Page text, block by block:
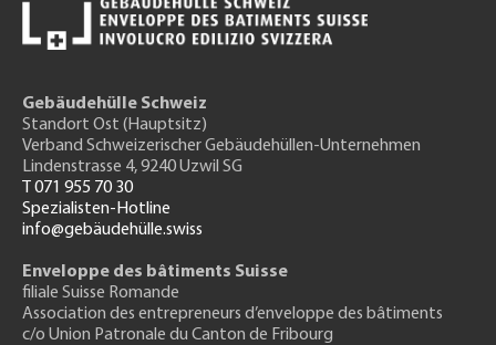
Gebäudehülle Schweiz
Standort Ost (Hauptsitz)
Verband Schweizerischer Gebäudehüllen-Unternehmen
Lindenstrasse 4, 9240 Uzwil SG
T 071 955 70 30
Spezialisten-Hotline
info@gebäudehülle.swiss
Enveloppe des bâtiments Suisse
filiale Suisse Romande
Association des entrepreneurs d’enveloppe des bâtiments
c/o Union Patronale du Canton de Fribourg